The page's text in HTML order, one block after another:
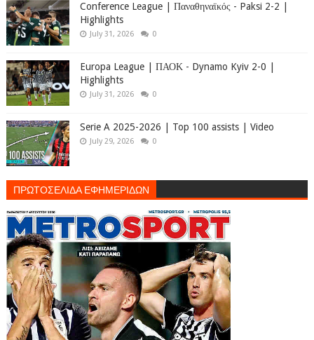
Conference League | Παναθηναϊκός - Paksi 2-2 |
Highlights
July 31, 2026 0
Europa League | ΠΑΟΚ - Dynamo Kyiv 2-0 |
Highlights
July 31, 2026 0
Serie A 2025-2026 | Top 100 assists | Video
July 29, 2026 0
ΠΡΩΤΟΣΕΛΙΔΑ ΕΦΗΜΕΡΙΔΩΝ